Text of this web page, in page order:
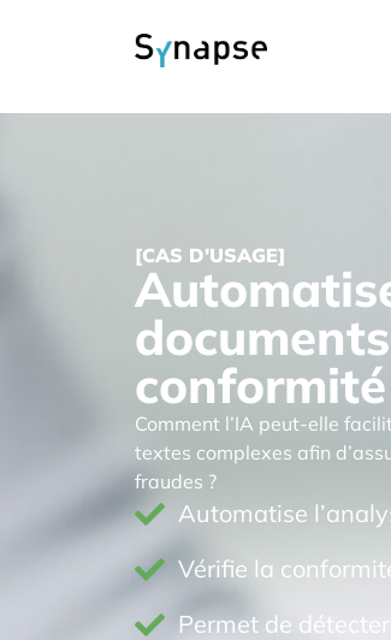
[CAS D'USAGE]
conformité
Comment l’IA peut-elle
textes complexes afin
fraudes ?
Automatise
Vérifie la
Permet de